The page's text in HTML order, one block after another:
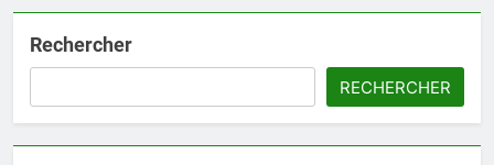
Rechercher
RECHERCHER